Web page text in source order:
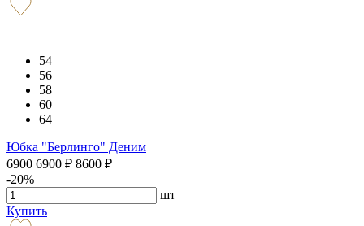
54
56
58
60
64
Юбка "Берлинго" Деним
6900 6900 ₽ 8600 ₽
-20%
шт
Купить